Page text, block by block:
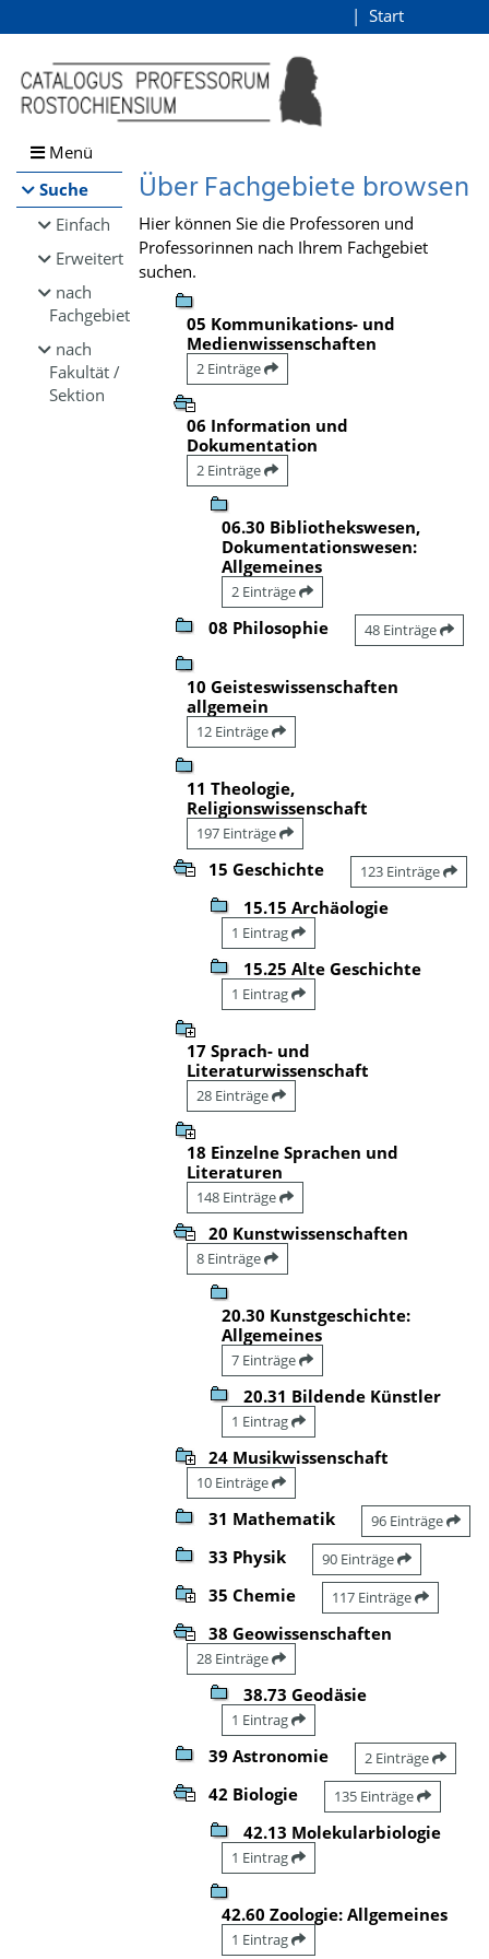
Browsen
direkt zum Inhalt
Start
Menü
Suche
Einfach
Erweitert
nach
Fachgebiet
nach
Fakultät /
Sektion
Über Fachgebiete browsen
Hier können Sie die Professoren und
Professorinnen nach Ihrem Fachgebiet
suchen.
05 Kommunikations- und
Medienwissenschaften
2 Einträge
06 Information und
Dokumentation
2 Einträge
06.30 Bibliothekswesen,
Dokumentationswesen:
Allgemeines
2 Einträge
08 Philosophie 48 Einträge
10 Geisteswissenschaften
allgemein
12 Einträge
11 Theologie,
Religionswissenschaft
197 Einträge
15 Geschichte 123 Einträge
15.15 Archäologie
1 Eintrag
15.25 Alte Geschichte
1 Eintrag
17 Sprach- und
Literaturwissenschaft
28 Einträge
18 Einzelne Sprachen und
Literaturen
148 Einträge
20 Kunstwissenschaften
8 Einträge
20.30 Kunstgeschichte:
Allgemeines
7 Einträge
20.31 Bildende Künstler
1 Eintrag
24 Musikwissenschaft
10 Einträge
31 Mathematik 96 Einträge
33 Physik 90 Einträge
35 Chemie 117 Einträge
38 Geowissenschaften
28 Einträge
38.73 Geodäsie
1 Eintrag
39 Astronomie 2 Einträge
42 Biologie 135 Einträge
42.13 Molekularbiologie
1 Eintrag
42.60 Zoologie: Allgemeines
1 Eintrag